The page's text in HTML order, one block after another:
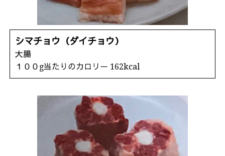
シマチョウ（ダイチョウ）
大腸
１００g当たりのカロリー 162kcal